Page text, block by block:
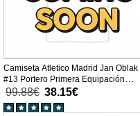
Camiseta Atletico Madrid Jan Oblak
#13 Portero Primera Equipación
Replica 2025-26 mangas cortas
99.88€ 38.15€